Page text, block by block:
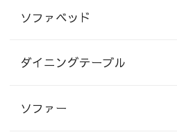
ソファベッド
ダイニングテーブル
ソファー